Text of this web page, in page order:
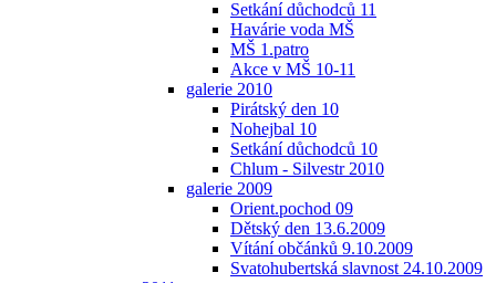
Setkání důchodců 11
Havárie voda MŠ
MŠ 1.patro
Akce v MŠ 10-11
galerie 2010
Pirátský den 10
Nohejbal 10
Setkání důchodců 10
Chlum - Silvestr 2010
galerie 2009
Orient.pochod 09
Dětský den 13.6.2009
Vítání občánků 9.10.2009
Svatohubertská slavnost 24.10.2009